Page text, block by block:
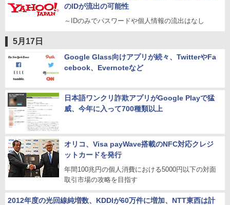
のIDが流出の可能性
～IDのみでパスワードや個人情報の流出はなし
5月17日
Google Glass向けアプリが続々、TwitterやFa
cebook、Evernoteなど
日本語ワンクリ詐欺アプリがGoogle Playで猛
威、今年に入って700種類以上
オリコ、Visa payWave搭載のNFC対応クレジ
ットカードを発行
年間100兆円の個人消費における5000円以下の対面
取引市場の攻略を目指す
2012年度の光回線純増数、KDDIが60万件に増加、NTT東西は計